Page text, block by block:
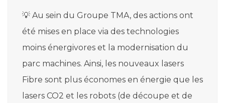
💡 Au sein du Groupe TMA, des actions ont
été mises en place via des technologies
moins énergivores et la modernisation du
parc machines. Ainsi, les nouveaux lasers
Fibre sont plus économes en énergie que les
lasers CO2 et les robots (de découpe et de